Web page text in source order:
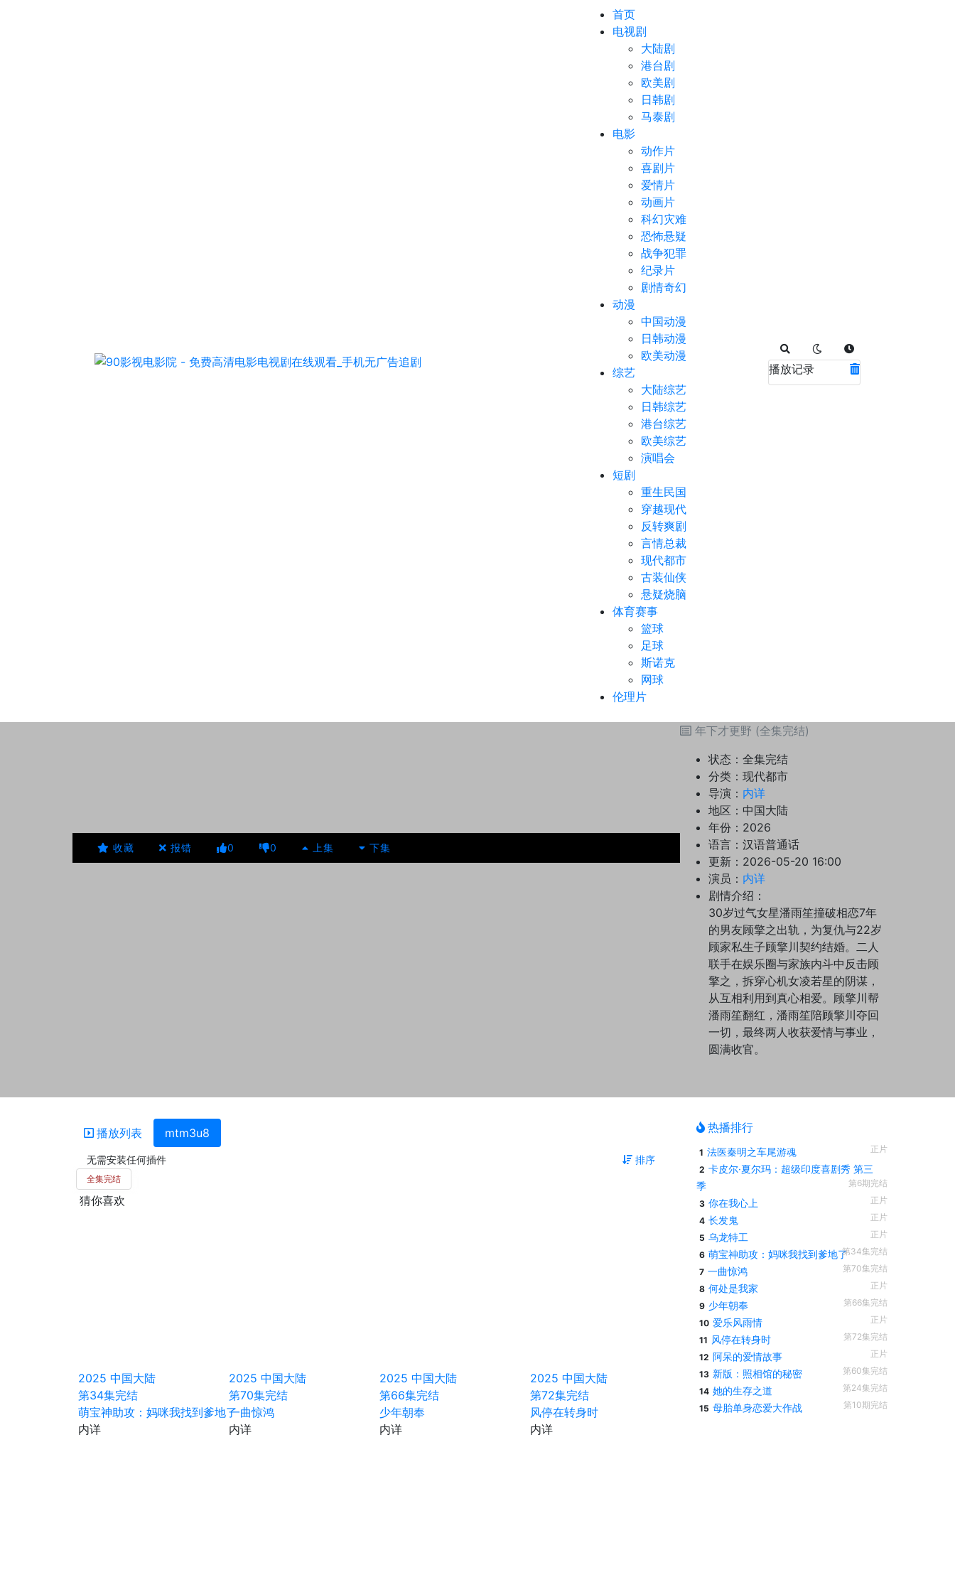
首页
电视剧
大陆剧
港台剧
欧美剧
日韩剧
马泰剧
电影
动作片
喜剧片
爱情片
动画片
科幻灾难
恐怖悬疑
战争犯罪
纪录片
剧情奇幻
动漫
中国动漫
日韩动漫
欧美动漫
综艺
大陆综艺
日韩综艺
港台综艺
欧美综艺
演唱会
短剧
重生民国
穿越现代
反转爽剧
言情总裁
现代都市
古装仙侠
悬疑烧脑
体育赛事
篮球
足球
斯诺克
网球
伦理片
播放记录
收藏 报错 0 0 上集 下集
年下才更野 (全集完结)
状态： 全集完结
分类： 现代都市
导演： 内详
地区： 中国大陆
年份： 2026
语言： 汉语普通话
更新： 2026-05-20 16:00
演员： 内详
剧情介绍：
30岁过气女星潘雨笙撞破相恋7年
的男友顾擎之出轨，为复仇与22岁
顾家私生子顾擎川契约结婚。二人
联手在娱乐圈与家族内斗中反击顾
擎之，拆穿心机女凌若星的阴谋，
从互相利用到真心相爱。顾擎川帮
潘雨笙翻红，潘雨笙陪顾擎川夺回
一切，最终两人收获爱情与事业，
圆满收官。
播放列表 mtm3u8
无需安装任何插件 排序
全集完结
猜你喜欢
2025 中国大陆
第34集完结
萌宝神助攻：妈咪我找到爹地了
内详
2025 中国大陆
第70集完结
一曲惊鸿
内详
2025 中国大陆
第66集完结
少年朝奉
内详
2025 中国大陆
第72集完结
风停在转身时
内详
热播排行
1 法医秦明之车尾游魂
正片
2 卡皮尔·夏尔玛：超级印度喜剧秀 第三
季
第6期完结
3 你在我心上
正片
4 长发鬼
正片
5 乌龙特工
正片
6 萌宝神助攻：妈咪我找到爹地了第34集完结
7 一曲惊鸿
第70集完结
8 何处是我家
正片
9 少年朝奉
第66集完结
10 爱乐风雨情
正片
11 风停在转身时
第72集完结
12 阿呆的爱情故事
正片
13 新版：照相馆的秘密
第60集完结
14 她的生存之道
第24集完结
15 母胎单身恋爱大作战 第10期完结